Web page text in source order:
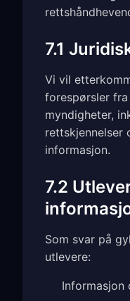
7.1
Vi vil
forespørsler
myndigheter,
rettskjennelser
informasjon.
7.2
Som svar på
utlevere:
Informasjon